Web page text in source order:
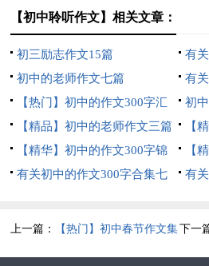
【初中聆听作文】相关文章：
初三励志作文15篇
有
篇
初中的老师作文七篇
有
【热门】初中的作文300字汇
编八篇
初
【精品】初中的老师作文三篇
【
集九
【精华】初中的作文300字锦
集9篇
【
篇
有关初中的作文300字合集七
有
上一篇： 【热门】初中春节作文集
锦五篇
下一